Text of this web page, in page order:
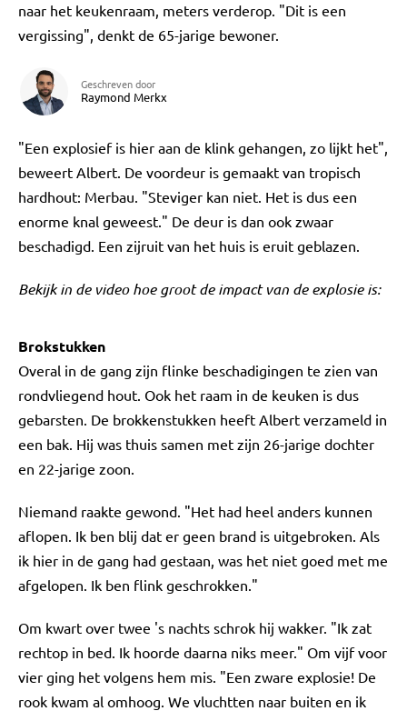
naar het keukenraam, meters verderop. "Dit is een
vergissing", denkt de 65-jarige bewoner.
Geschreven door
Raymond Merkx
"Een explosief is hier aan de klink gehangen, zo lijkt het",
beweert Albert. De voordeur is gemaakt van tropisch
hardhout: Merbau. "Steviger kan niet. Het is dus een
enorme knal geweest." De deur is dan ook zwaar
beschadigd. Een zijruit van het huis is eruit geblazen.
Bekijk in de video hoe groot de impact van de explosie is:
Brokstukken
Overal in de gang zijn flinke beschadigingen te zien van
rondvliegend hout. Ook het raam in de keuken is dus
gebarsten. De brokkenstukken heeft Albert verzameld in
een bak. Hij was thuis samen met zijn 26-jarige dochter
en 22-jarige zoon.
Niemand raakte gewond. "Het had heel anders kunnen
aflopen. Ik ben blij dat er geen brand is uitgebroken. Als
ik hier in de gang had gestaan, was het niet goed met me
afgelopen. Ik ben flink geschrokken."
Om kwart over twee 's nachts schrok hij wakker. "Ik zat
rechtop in bed. Ik hoorde daarna niks meer." Om vijf voor
vier ging het volgens hem mis. "Een zware explosie! De
rook kwam al omhoog. We vluchtten naar buiten en ik